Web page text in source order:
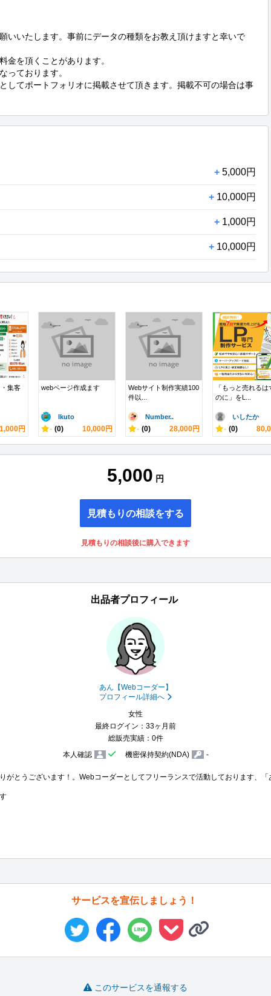
いいたします。事前にデータの種類をお教え頂けますと幸いで
金を頂くことがあります。
っております。
してポートフォリオに掲載させて頂きます。掲載不可の場合は事
+ 5,000円
+ 10,000円
+ 1,000円
+ 10,000円
集客
円
webページ作成ます
Ikuto
- (0) 10,000円
Webサイト制作実績100
件以...
Number..
- (0) 28,000円
「もっと売れるは
のに」をL...
いしたか
- (0)
5,000 円
見積もりの相談をする
見積もりの相談後に購入できます
出品者プロフィール
あん【Webコーダー】
プロフィール詳細へ
女性
最終ログイン：33ヶ月前
総販売実績：0件
本人確認
機密保持契約(NDA) -
がとうございます！。Webコーダーとしてフリーランスで活動しております、
サービスを宣伝しましょう！
このサービスを通報する